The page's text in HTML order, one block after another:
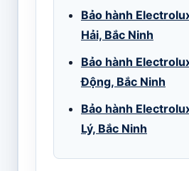
Bảo hành
Hải, Bắc Ninh
Bảo hành
Động, Bắc Ninh
Bảo hành
Lý, Bắc Ninh